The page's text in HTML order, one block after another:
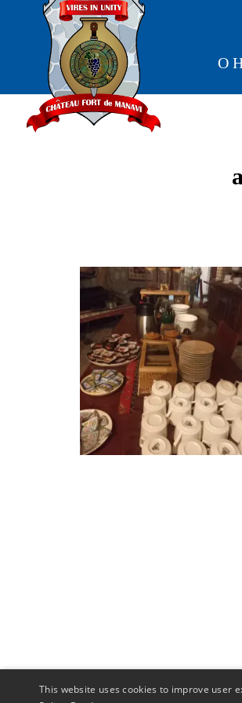
О
This website uses cookies to improve user